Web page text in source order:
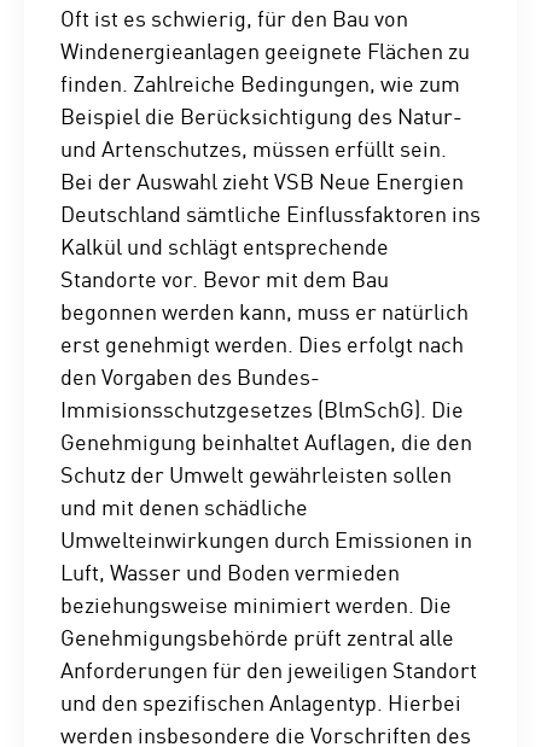
Oft ist es schwierig, für den Bau von
Windenergieanlagen geeignete Flächen zu
finden. Zahlreiche Bedingungen, wie zum
Beispiel die Berücksichtigung des Natur-
und Artenschutzes, müssen erfüllt sein.
Bei der Auswahl zieht VSB Neue Energien
Deutschland sämtliche Einflussfaktoren ins
Kalkül und schlägt entsprechende
Standorte vor. Bevor mit dem Bau
begonnen werden kann, muss er natürlich
erst genehmigt werden. Dies erfolgt nach
den Vorgaben des Bundes-
Immisionsschutzgesetzes (BlmSchG). Die
Genehmigung beinhaltet Auflagen, die den
Schutz der Umwelt gewährleisten sollen
und mit denen schädliche
Umwelteinwirkungen durch Emissionen in
Luft, Wasser und Boden vermieden
beziehungsweise minimiert werden. Die
Genehmigungsbehörde prüft zentral alle
Anforderungen für den jeweiligen Standort
und den spezifischen Anlagentyp. Hierbei
werden insbesondere die Vorschriften des